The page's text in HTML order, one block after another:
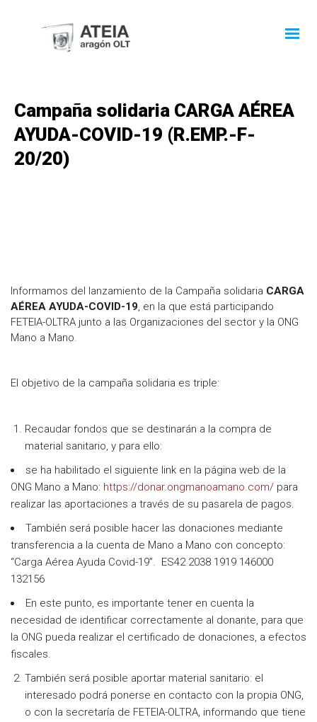
Campaña solidaria CARGA AÉREA
AYUDA-COVID-19 (R.EMP.-F-
20/20)
Informamos del lanzamiento de la Campaña solidaria CARGA
AÉREA AYUDA-COVID-19, en la que está participando
FETEIA-OLTRA junto a las Organizaciones del sector y la ONG
Mano a Mano.
El objetivo de la campaña solidaria es triple:
Recaudar fondos que se destinarán a la compra de
material sanitario, y para ello:
se ha habilitado el siguiente link en la página web de la
ONG Mano a Mano: https://donar.ongmanoamano.com/ para
realizar las aportaciones a través de su pasarela de pagos.
También será posible hacer las donaciones mediante
transferencia a la cuenta de Mano a Mano con concepto:
“Carga Aérea Ayuda Covid-19”. ES42 2038 1919 146000
132156
En este punto, es importante tener en cuenta la
necesidad de identificar correctamente al donante, para que
la ONG pueda realizar el certificado de donaciones, a efectos
fiscales.
También será posible aportar material sanitario: el
interesado podrá ponerse en contacto con la propia ONG,
o con la secretaría de FETEIA-OLTRA, informando que tiene